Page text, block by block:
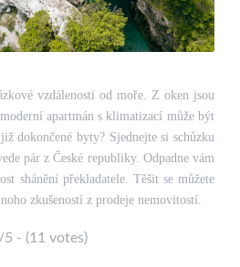
vzdálenosti od moře. Z oken jsou
apartmán s klimatizací může být
dokončené byty? Sjednejte si schůzku
pár z České republiky. Odpadne vám
shánění překladatele. Těšit se můžete
zkušeností z prodeje nemovitostí.
- (11 votes)